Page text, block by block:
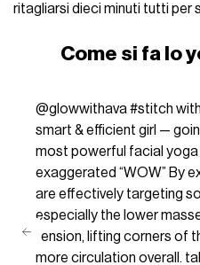
ritagliarsi dieci minuti tutti per
Come si fa lo
@glowwithava#stitch
smart & efficient girl —
most powerful facial
exaggerated “WOW” By
are effectively targeting
especially the lower
tension, lifting corners of
more circulation overall.